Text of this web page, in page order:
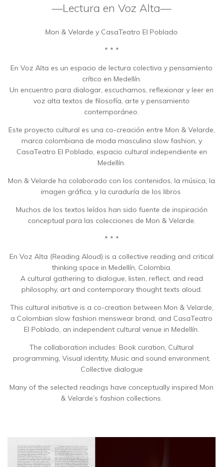
—Lectura en Voz Alta—
Mon & Velarde y CasaTeatro El Poblado
* * *
En Voz Alta es un espacio de lectura colectiva y pensamiento
crítico en Medellín.
Un encuentro para dialogar, escucharnos, reflexionar y leer en
voz alta textos de filosofía, arte y pensamiento
contemporáneo.
Este proyecto cultural es una co-creación entre Mon & Velarde,
marca colombiana de moda masculina slow fashion, y
CasaTeatro El Poblado, espacio cultural independiente en
Medellín.
Mon & Velarde ha colaborado con los contenidos, la música, la
imagen gráfica, y la curaduría de los libros
Muchos de los textos leídos han sido fuente de inspiración
conceptual para las colecciones de Mon & Velarde.
* * *
En Voz Alta (Reading Aloud) is a collective reading and critical
thinking space in Medellín, Colombia.
A cultural gathering to dialogue, listen, reflect, and read
philosophy, art and contemporary thought texts aloud.
This cultural initiative is a co-creation between Mon & Velarde,
a Colombian slow fashion menswear brand, and CasaTeatro
El Poblado, an independent cultural venue in Medellín.
The collaboration includes: Book curation, Cultural
programming, Visual identity, Music and sound environment,
Collective dialogue
Many of the selected readings have conceptually inspired Mon
& Velarde’s fashion collections.